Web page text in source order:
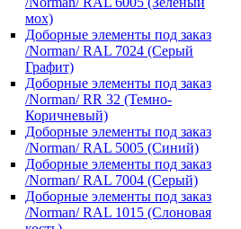
мох)
Доборные элементы под заказ
/Norman/ RAL 7024 (Серый
Графит)
Доборные элементы под заказ
/Norman/ RR 32 (Темно-
Коричневый)
Доборные элементы под заказ
/Norman/ RAL 5005 (Синий)
Доборные элементы под заказ
/Norman/ RAL 7004 (Серый)
Доборные элементы под заказ
/Norman/ RAL 1015 (Слоновая